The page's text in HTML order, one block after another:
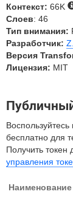
Контекст: 66K
Слоев: 46
Тип внимания:
Разработчик:
Версия
Лицензия: MIT
бесплатно для
Получить токен
управления
Наименование